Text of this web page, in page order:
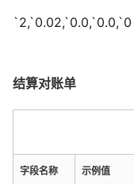
`2,`0.02,`0.0,`0.0,`0
结算对账单
字段名称 示例值